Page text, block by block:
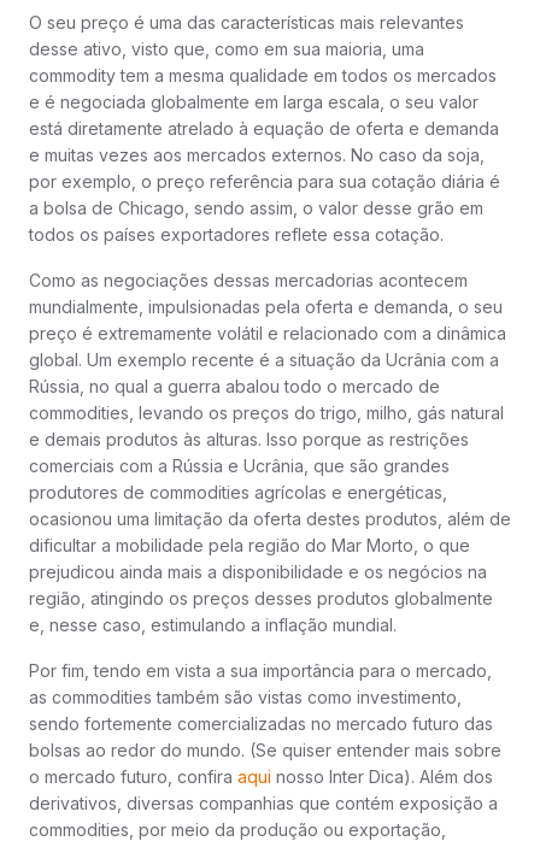
O seu preço é uma das características mais relevantes
desse ativo, visto que, como em sua maioria, uma
commodity tem a mesma qualidade em todos os mercados
e é negociada globalmente em larga escala, o seu valor
está diretamente atrelado à equação de oferta e demanda
e muitas vezes aos mercados externos. No caso da soja,
por exemplo, o preço referência para sua cotação diária é
a bolsa de Chicago, sendo assim, o valor desse grão em
todos os países exportadores reflete essa cotação.
Como as negociações dessas mercadorias acontecem
mundialmente, impulsionadas pela oferta e demanda, o seu
preço é extremamente volátil e relacionado com a dinâmica
global. Um exemplo recente é a situação da Ucrânia com a
Rússia, no qual a guerra abalou todo o mercado de
commodities, levando os preços do trigo, milho, gás natural
e demais produtos às alturas. Isso porque as restrições
comerciais com a Rússia e Ucrânia, que são grandes
produtores de commodities agrícolas e energéticas,
ocasionou uma limitação da oferta destes produtos, além de
dificultar a mobilidade pela região do Mar Morto, o que
prejudicou ainda mais a disponibilidade e os negócios na
região, atingindo os preços desses produtos globalmente
e, nesse caso, estimulando a inflação mundial.
Por fim, tendo em vista a sua importância para o mercado,
as commodities também são vistas como investimento,
sendo fortemente comercializadas no mercado futuro das
bolsas ao redor do mundo. (Se quiser entender mais sobre
o mercado futuro, confira aqui nosso Inter Dica). Além dos
derivativos, diversas companhias que contém exposição a
commodities, por meio da produção ou exportação,